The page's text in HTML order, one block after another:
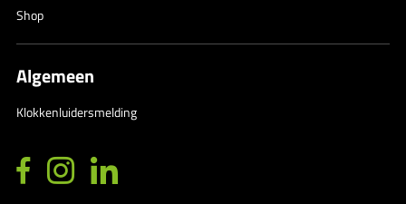
Shop
Algemeen
Klokkenluidersmelding